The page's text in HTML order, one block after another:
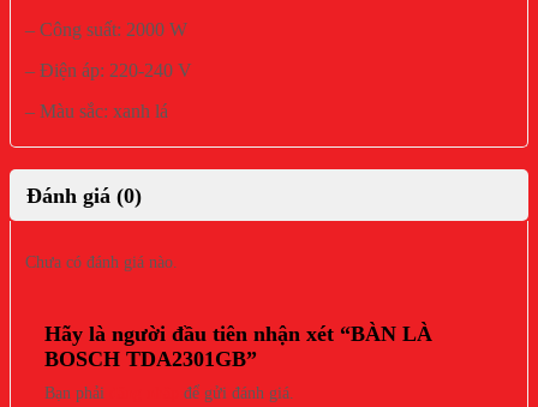
– Công suất: 2000 W
– Điện áp: 220-240 V
– Màu sắc: xanh lá
Đánh giá (0)
Chưa có đánh giá nào.
Hãy là người đầu tiên nhận xét “BÀN LÀ
BOSCH TDA2301GB”
Bạn phải để gửi đánh giá.